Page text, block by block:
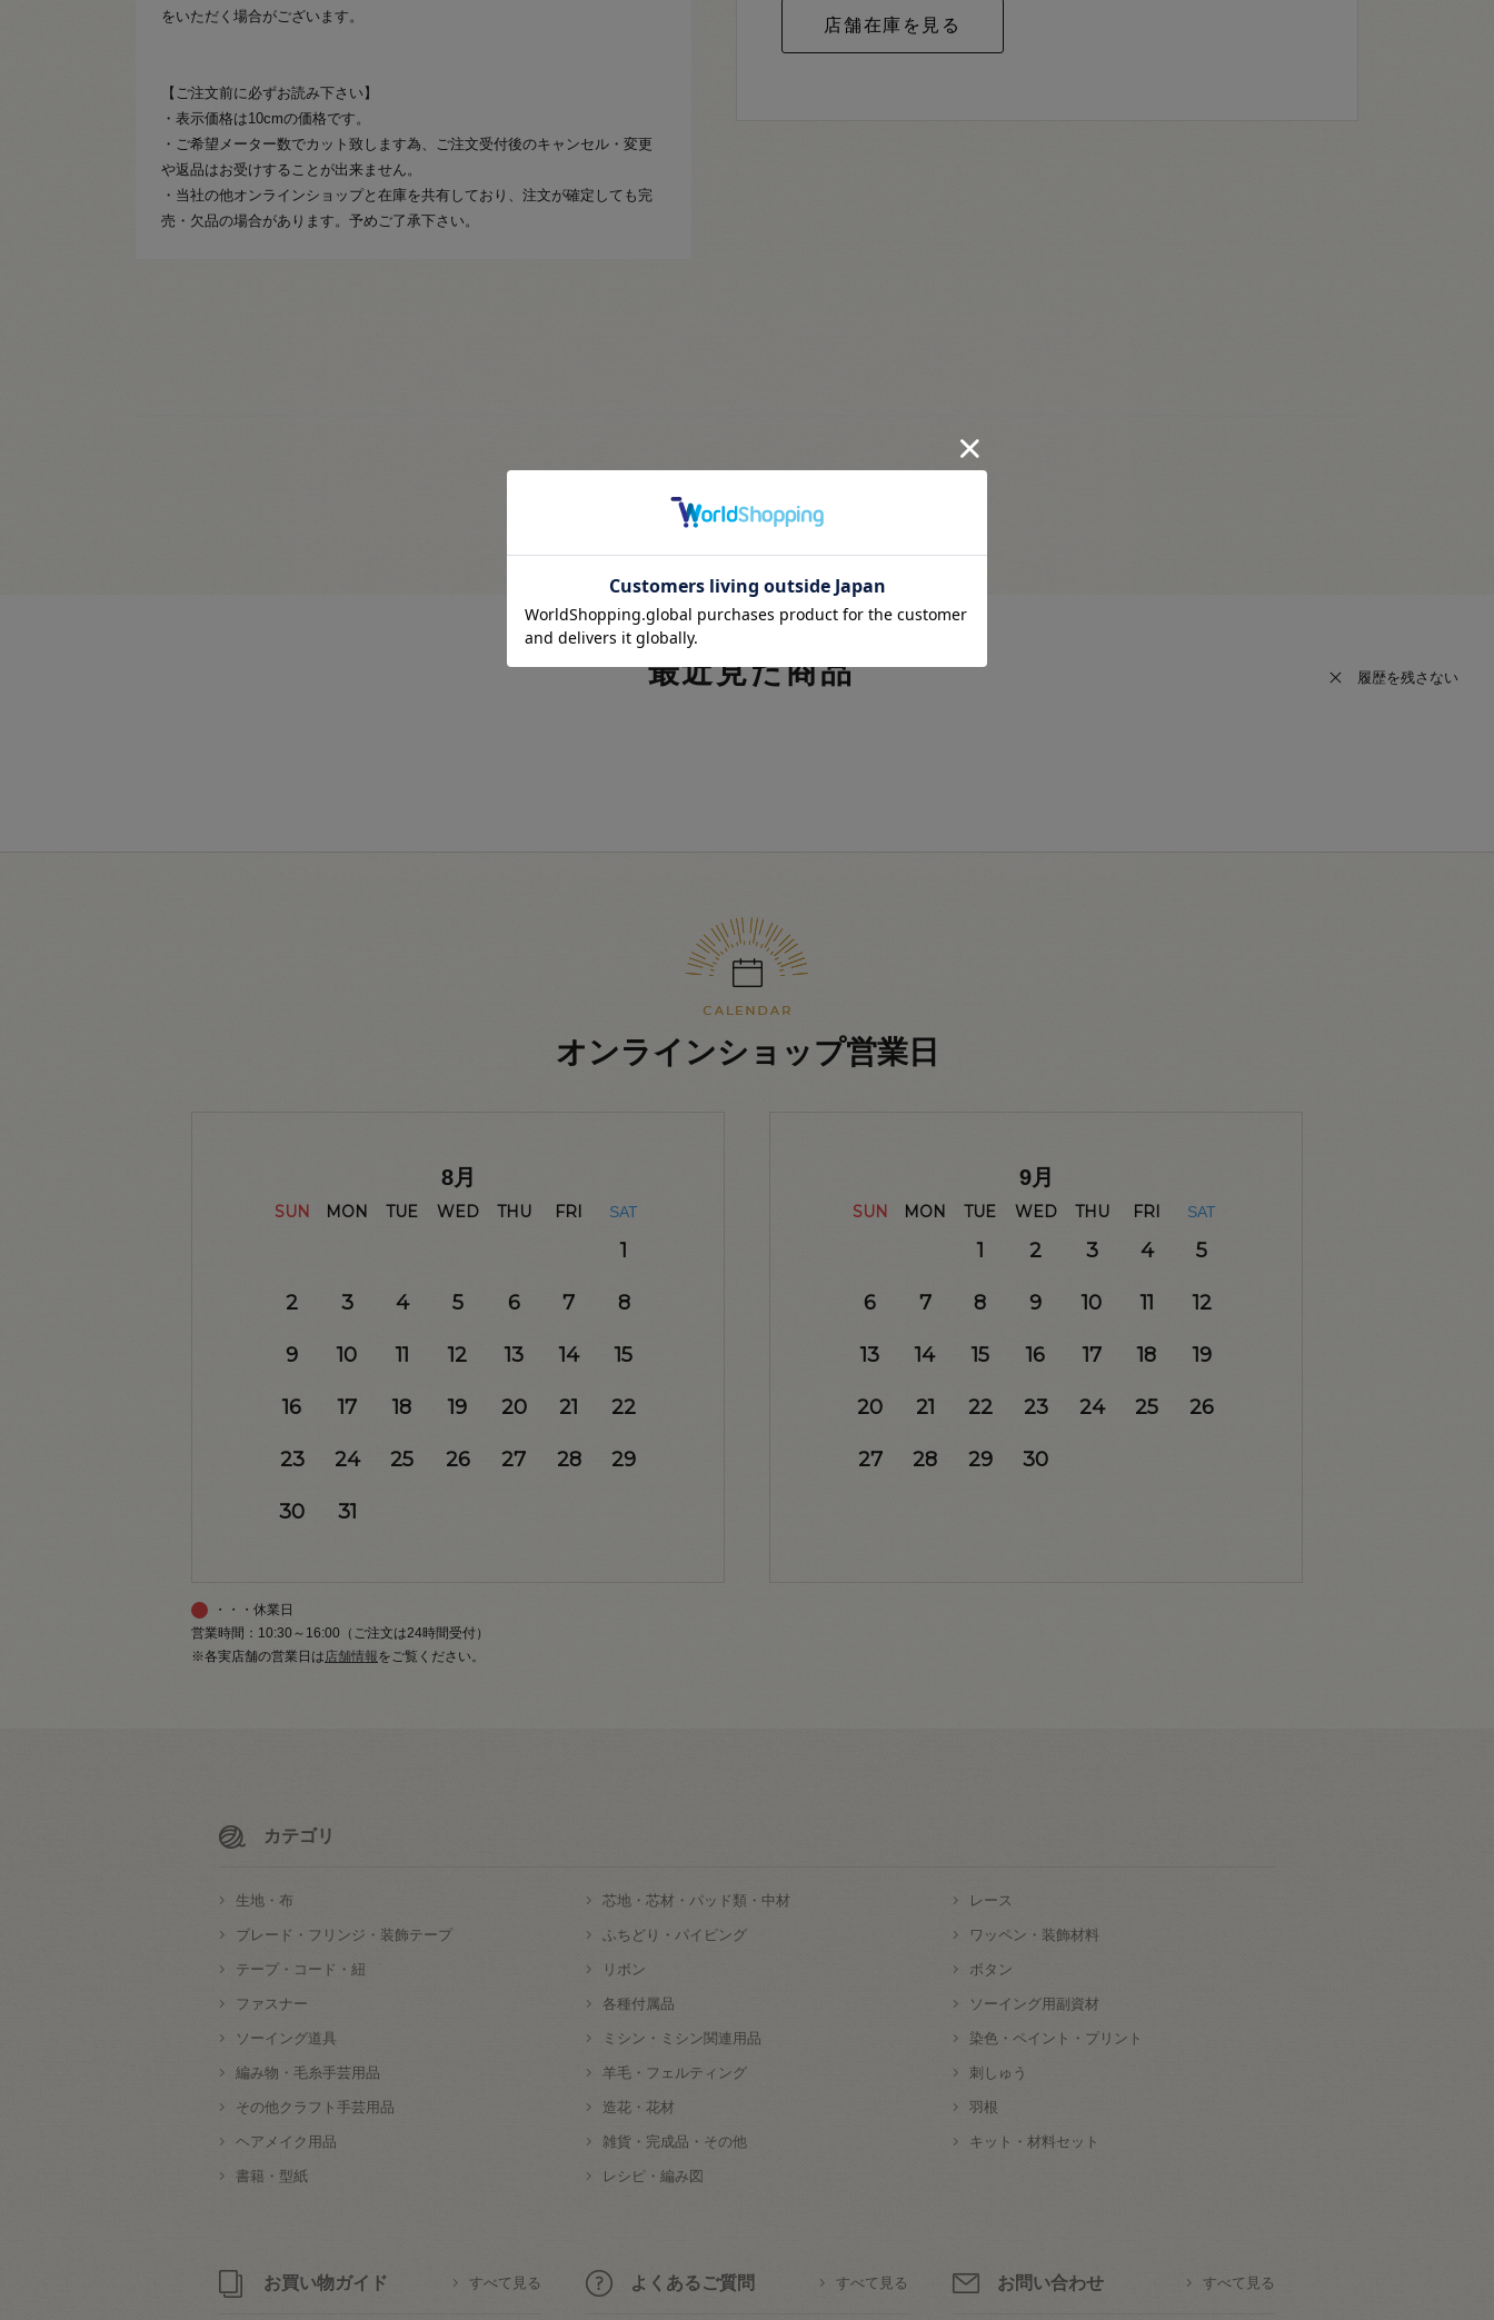
をいただく場合がございます。
【ご注文前に必ずお読み下さい】
・表示価格は10cmの価格です。
・ご希望メーター数でカット致します為、ご注文受付後のキャンセル・変更
や返品はお受けすることが出来ません。
・当社の他オンラインショップと在庫を共有しており、注文が確定しても完
売・欠品の場合があります。予めご了承下さい。
最近見た商品 履歴を残さない
オンラインショップ営業日
8月
SUN MON TUE WED THU FRI SAT
1
2 3 4 5 6 7 8
9 10 11 12 13 14 15
16 17 18 19 20 21 22
23 24 25 26 27 28 29
30 31
9月
SUN MON TUE WED THU FRI SAT
1 2 3 4 5
6 7 8 9 10 11 12
13 14 15 16 17 18 19
20 21 22 23 24 25 26
27 28 29 30
・・・休業日
営業時間：10:30～16:00（ご注文は24時間受付）
※各実店舗の営業日は店舗情報をご覧ください。
カテゴリ
生地・布 芯地・芯材・パッド類・中材 レース
ブレード・フリンジ・装飾テープ ふちどり・パイピング ワッペン・装飾材料
テープ・コード・紐 リボン ボタン
ファスナー 各種付属品 ソーイング用副資材
ソーイング道具 ミシン・ミシン関連用品 染色・ペイント・プリント
編み物・毛糸手芸用品 羊毛・フェルティング 刺しゅう
その他クラフト手芸用品 造花・花材 羽根
ヘアメイク用品 雑貨・完成品・その他 キット・材料セット
書籍・型紙 レシピ・編み図
お買い物ガイド すべて見る よくあるご質問 すべて見る お問い合わせ すべて見る